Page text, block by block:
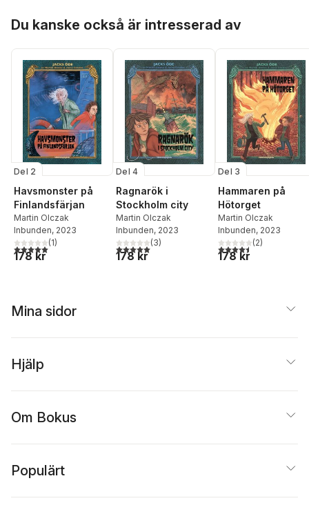
Du kanske också är intresserad av
Del 2
Havsmonster på
Finlandsfärjan
Martin Olczak
Inbunden, 2023
5,0utav 5 stjärnor. Totalt antal röster:
(1)
178 kr
Del 4
Ragnarök i
Stockholm city
Martin Olczak
Inbunden, 2023
5,0utav 5 stjärnor. Totalt antal röster:
(3)
178 kr
Del 3
Hammaren på
Hötorget
Martin Olczak
Inbunden, 2023
4,5utav 5 stjärnor.
(2)
178 kr
Mina sidor
Hjälp
Om Bokus
Populärt